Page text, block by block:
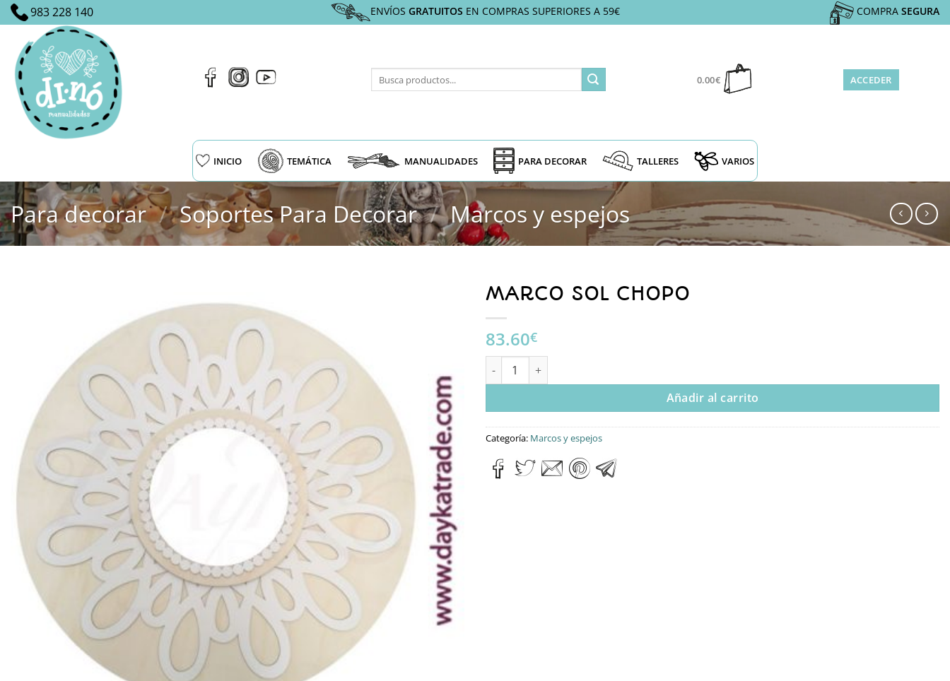
Saltar
al
contenido
983 228 140 ENVÍOS GRATUITOS EN COMPRAS SUPERIORES A 59€ COMPRA SEGURA
por:
0.00€ ACCEDER
INICIO TEMÁTICA MANUALIDADES PARA DECORAR TALLERES VARIOS
Para decorar / Soportes Para Decorar / Marcos y espejos
MARCO SOL CHOPO
83.60€
MARCO SOL CHOPO cantidad
Añadir al carrito
Categoría: Marcos y espejos